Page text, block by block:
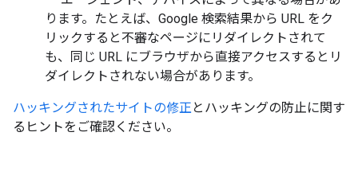
ります。たとえば、Google 検索結果から URL をク
リックすると不審なページにリダイレクトされて
も、同じ URL にブラウザから直接アクセスするとリ
ダイレクトされない場合があります。
ハッキングされたサイトの修正とハッキングの防止に関す
るヒントをご確認ください。